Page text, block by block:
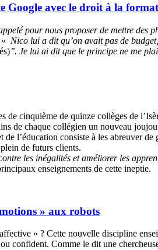
Google avec le droit à la
pour nous proposer de mettre des
Nico lui a dit qu’on avait pas de
’’. Je lui ai dit que le principe ne me
de cinquième de quinze collèges de
de chaque collégien un nouveau
de l’éducation consiste à les abreuver
de futurs clients.
les inégalités et améliorer les
enseignements de cette ineptie.
» aux robots
» ? Cette nouvelle discipline
confident. Comme le dit une